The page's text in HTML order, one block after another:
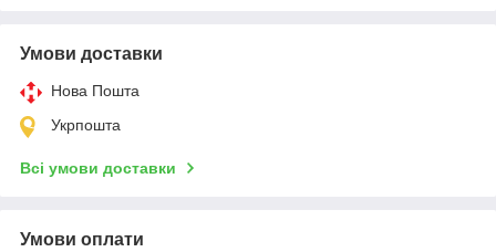
Умови доставки
Нова Пошта
Укрпошта
Всі умови доставки
Умови оплати